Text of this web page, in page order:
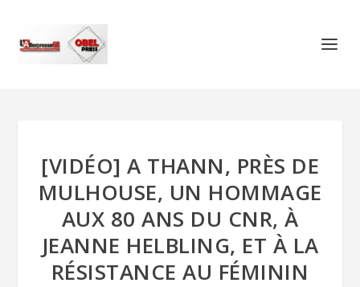
[VIDÉO] A THANN, PRÈS DE
MULHOUSE, UN HOMMAGE
AUX 80 ANS DU CNR, À
JEANNE HELBLING, ET À LA
RÉSISTANCE AU FÉMININ